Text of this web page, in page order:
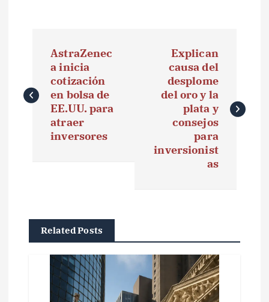
v
AstraZenec
a inicia
cotización
en bolsa de
EE.UU. para
atraer
inversores
Explican
causa del
desplome
del oro y la
plata y
consejos
para
inversionist
as
Related Posts